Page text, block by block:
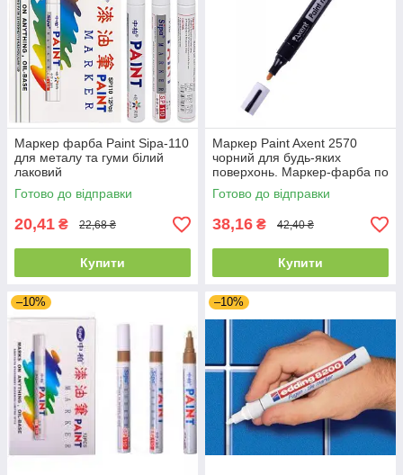
Маркер фарба Paint Sipa-110
для металу та гуми білий
лаковий
Готово до відправки
20,41 ₴ 22,68 ₴
Купити
Маркер Paint Axent 2570
чорний для будь-яких
поверхонь. Маркер-фарба по
металу, гумі
Готово до відправки
38,16 ₴ 42,40 ₴
Купити
–10% –10%